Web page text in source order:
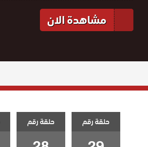
مشاهدة الان
حلقة رقم حلقة رقم